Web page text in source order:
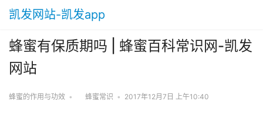
凯发网站-凯发app
蜂蜜有保质期吗 | 蜂蜜百科常识网-凯发
网站
蜂蜜的作用与功效 • 蜂蜜常识 • 2017年12月7日 上午10:40